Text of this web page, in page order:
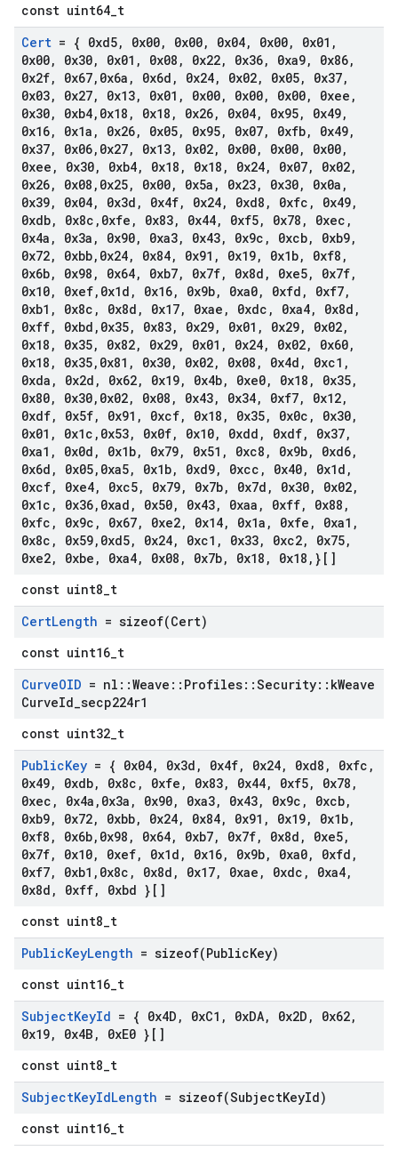
const uint64_t
Cert = { 0xd5, 0x00, 0x00, 0x04, 0x00, 0x01 ,
0x00, 0x30, 0x01 , 0x08 , 0x22, 0x36, 0xa9, 0x86,
0x2f, 0x67, 0x6a , 0x6d , 0x24, 0x02, 0x05, 0x37,
0x03, 0x27, 0x13, 0x01 , 0x00, 0x00, 0x00, 0xee ,
0x30, 0xb4, 0x18 , 0x18 , 0x26, 0x04, 0x95, 0x49,
0x16, 0x1a , 0x26, 0x05, 0x95, 0x07, 0xfb, 0x49,
0x37, 0x06, 0x27, 0x13, 0x02, 0x00, 0x00, 0x00,
0xee , 0x30, 0xb4, 0x18 , 0x18 , 0x24, 0x07, 0x02,
0x26, 0x08 , 0x25, 0x00, 0x5a , 0x23, 0x30, 0x0a ,
0x39, 0x04, 0x3d , 0x4f, 0x24, 0xd8 , 0xfc , 0x49,
0xdb, 0x8c , 0xfe , 0x83, 0x44, 0xf5, 0x78 , 0xec ,
0x4a , 0x3a , 0x90, 0xa3, 0x43, 0x9c , 0xcb, 0xb9,
0x72, 0xbb, 0x24, 0x84, 0x91 , 0x19, 0x1b, 0xf8 ,
0x6b, 0x98 , 0x64, 0xb7, 0x7f, 0x8d , 0xe5, 0x7f,
0x10, 0xef, 0x1d , 0x16, 0x9b, 0xa0, 0xfd , 0xf7,
0xb1 , 0x8c , 0x8d , 0x17, 0xae , 0xdc , 0xa4, 0x8d ,
0xff, 0xbd , 0x35, 0x83, 0x29, 0x01 , 0x29, 0x02,
0x18 , 0x35, 0x82, 0x29, 0x01 , 0x24, 0x02, 0x60,
0x18 , 0x35, 0x81 , 0x30, 0x02, 0x08 , 0x4d , 0xc1 ,
0xda , 0x2d , 0x62, 0x19, 0x4b, 0xe0, 0x18 , 0x35,
0x80, 0x30, 0x02, 0x08 , 0x43, 0x34, 0xf7, 0x12,
0xdf, 0x5f, 0x91 , 0xcf, 0x18 , 0x35, 0x0c , 0x30,
0x01 , 0x1c , 0x53, 0x0f, 0x10, 0xdd , 0xdf, 0x37,
0xa1 , 0x0d , 0x1b, 0x79, 0x51 , 0xc8 , 0x9b, 0xd6,
0x6d , 0x05, 0xa5, 0x1b, 0xd9, 0xcc , 0x40, 0x1d ,
0xcf, 0xe4, 0xc5, 0x79, 0x7b, 0x7d , 0x30, 0x02,
0x1c , 0x36, 0xad , 0x50, 0x43, 0xaa , 0xff, 0x88 ,
0xfc , 0x9c , 0x67, 0xe2, 0x14, 0x1a , 0xfe , 0xa1 ,
0x8c , 0x59, 0xd5, 0x24, 0xc1 , 0x33, 0xc2, 0x75,
0xe2, 0xbe , 0xa4, 0x08 , 0x7b, 0x18 , 0x18 , }[]
const uint8_t
CertLength = sizeof(Cert)
const uint16_t
CurveOID = nl ::Weave :: Profiles::Security:: kWeave
CurveId secp224r1
const uint32_t
PublicKey = { 0x04, 0x3d , 0x4f, 0x24, 0xd8 , 0xfc ,
0x49, 0xdb, 0x8c , 0xfe , 0x83, 0x44, 0xf5, 0x78 ,
0xec , 0x4a , 0x3a , 0x90, 0xa3, 0x43, 0x9c , 0xcb,
0xb9, 0x72, 0xbb, 0x24, 0x84, 0x91 , 0x19, 0x1b,
0xf8 , 0x6b, 0x98 , 0x64, 0xb7, 0x7f, 0x8d , 0xe5,
0x7f, 0x10, 0xef, 0x1d , 0x16, 0x9b, 0xa0, 0xfd ,
0xf7, 0xb1 , 0x8c , 0x8d , 0x17, 0xae , 0xdc , 0xa4,
0x8d , 0xff,
0xbd }[]
const uint8_t
PublicKeyLength = sizeof(PublicKey)
const uint16_t
SubjectKeyId = { 0x4D , 0xC1 , 0xDA, 0x2D , 0x62,
0x19, 0x4B , 0xE0 }[]
const uint8_t
SubjectKeyIdLength = sizeof(SubjectKeyId)
const uint16_t